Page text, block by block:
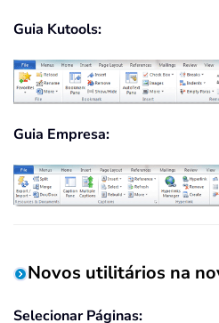
Guia Kutools:
Guia Empresa:
Novos utilitários na
Selecionar Páginas: